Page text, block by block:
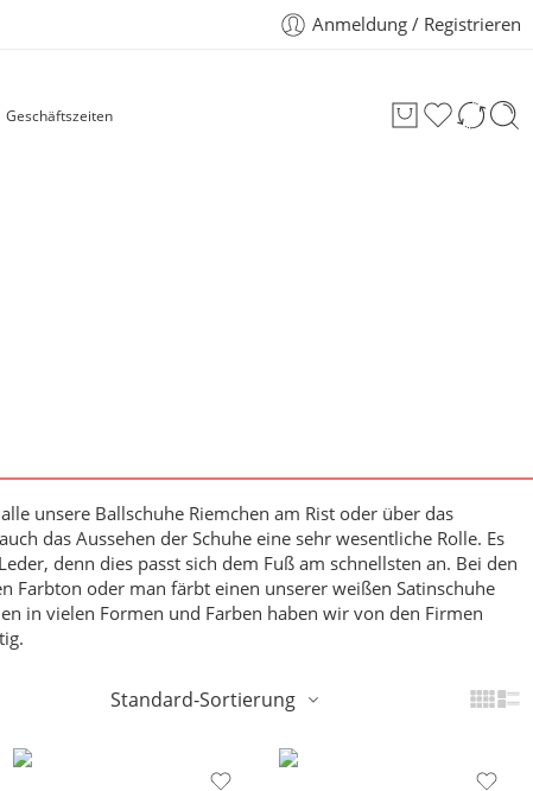
Anmeldung / Registrieren
Geschäftszeiten
unsere Ballschuhe Riemchen am Rist oder über das
das Aussehen der Schuhe eine sehr wesentliche Rolle. Es
denn dies passt sich dem Fuß am schnellsten an. Bei den
Farbton oder man färbt einen unserer weißen Satinschuhe
in vielen Formen und Farben haben wir von den Firmen
Standard-Sortierung